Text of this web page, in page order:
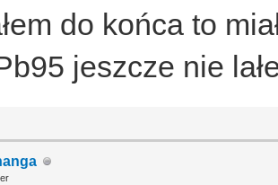
do końca to
jeszcze nie